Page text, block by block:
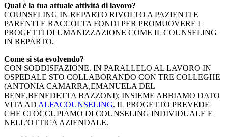
Qual è la tua attuale attività di lavoro?
COUNSELING IN REPARTO RIVOLTO A PAZIENTI E
PARENTI E RACCOLTA FONDI PER PROMUOVERE I
PROGETTI DI UMANIZZAZIONE COME IL COUNSELING
IN REPARTO.
Come si sta evolvendo?
CON SODDISFAZIONE. IN PARALLELO AL LAVORO IN
OSPEDALE STO COLLABORANDO CON TRE COLLEGHE
(ANTONIA CAMARRA,EMANUELA DEL
BENE,BENEDETTA BAZZONI); INSIEME ABBIAMO DATO
VITA AD ALFACOUNSELING. IL PROGETTO PREVEDE
CHE CI OCCUPIAMO DI COUNSELING INDIVIDUALE E
NELL’OTTICA AZIENDALE.